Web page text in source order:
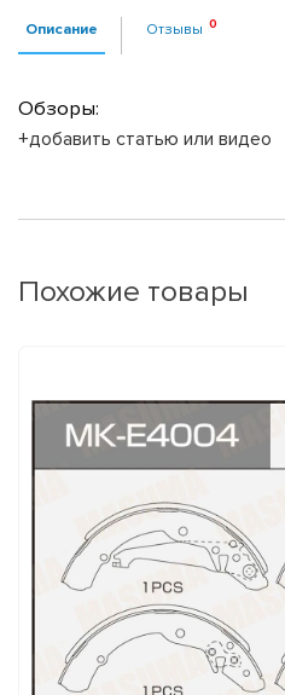
Описание Отзывы
Обзоры:
+добавить статью или видео
Похожие товары